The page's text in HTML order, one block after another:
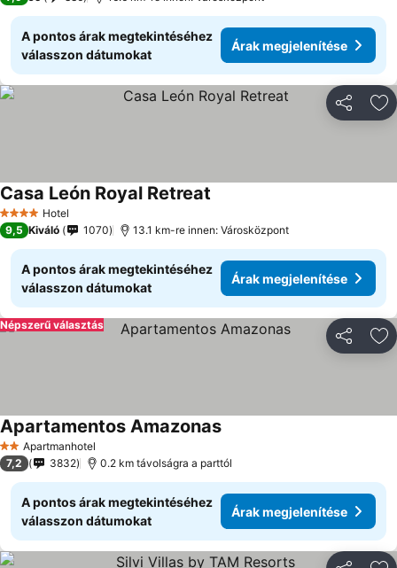
A pontos árak megtekintéséhez
válasszon dátumokat
Árak megjelenítése
4 KategóriaHotel
Casa León Royal Retreat
9,5 Kiváló 1070 13.1 km-re innen: Városközpont
A pontos árak megtekintéséhez
válasszon dátumokat
Árak megjelenítése
Népszerű választás
2 Kategória
Apartmanhotel
Apartamentos Amazonas
7,2 3832 0.2 km távolságra a parttól
A pontos árak megtekintéséhez
válasszon dátumokat
Árak megjelenítése